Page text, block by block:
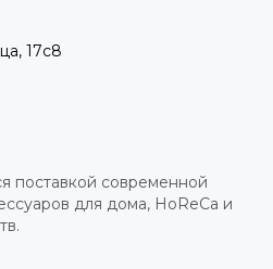
17с8
поставкой современной
для дома, HoReCa и